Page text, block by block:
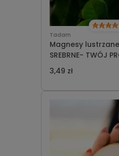
Tadam
Magnesy
SREBRNE- TWÓJ
3,49 zł